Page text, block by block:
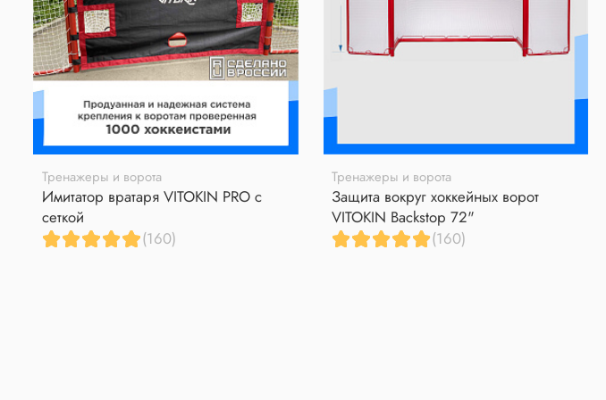
Тренажеры и ворота
Имитатор вратаря VITOKIN PRO с
сеткой
(160)
Тренажеры и ворота
Защита вокруг хоккейных ворот
VITOKIN Backstop 72"
(160)